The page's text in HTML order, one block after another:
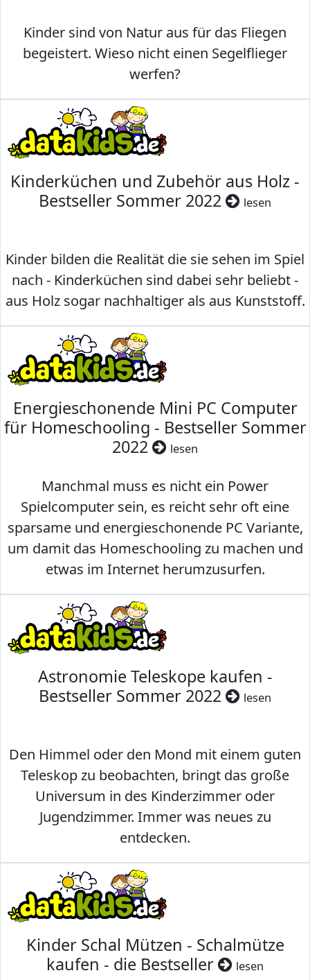
Kinder sind von Natur aus für das Fliegen
begeistert. Wieso nicht einen Segelflieger
werfen?
Kinderküchen und Zubehör aus Holz -
Bestseller Sommer 2022
lesen
Kinder bilden die Realität die sie sehen im Spiel
nach - Kinderküchen sind dabei sehr beliebt -
aus Holz sogar nachhaltiger als aus Kunststoff.
Energieschonende Mini PC Computer
für Homeschooling - Bestseller Sommer
2022
lesen
Manchmal muss es nicht ein Power
Spielcomputer sein, es reicht sehr oft eine
sparsame und energieschonende PC Variante,
um damit das Homeschooling zu machen und
etwas im Internet herumzusurfen.
Astronomie Teleskope kaufen -
Bestseller Sommer 2022
lesen
Den Himmel oder den Mond mit einem guten
Teleskop zu beobachten, bringt das große
Universum in des Kinderzimmer oder
Jugendzimmer. Immer was neues zu
entdecken.
Kinder Schal Mützen - Schalmütze
kaufen - die Bestseller
lesen